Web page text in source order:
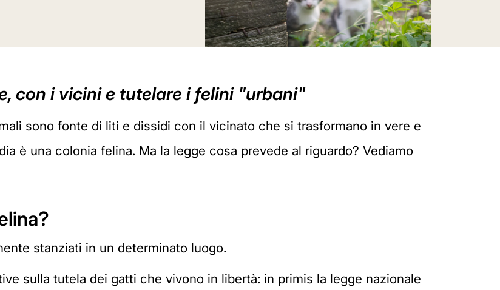
con i vicini e tutelare i felini "urbani"
sono fonte di liti e dissidi con il vicinato che si trasformano in vere e
è una colonia felina. Ma la legge cosa prevede al riguardo? Vediamo
stanziati in un determinato luogo.
sulla tutela dei gatti che vivono in libertà: in primis la legge nazionale